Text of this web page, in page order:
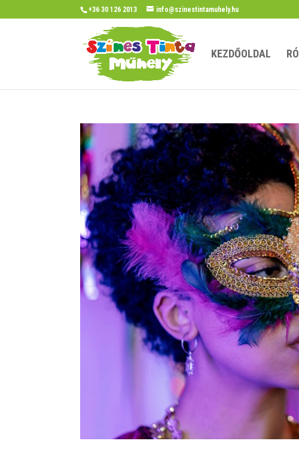
+36 30 126 2013 info@szinestintamuhely.hu
KEZDŐOLDAL